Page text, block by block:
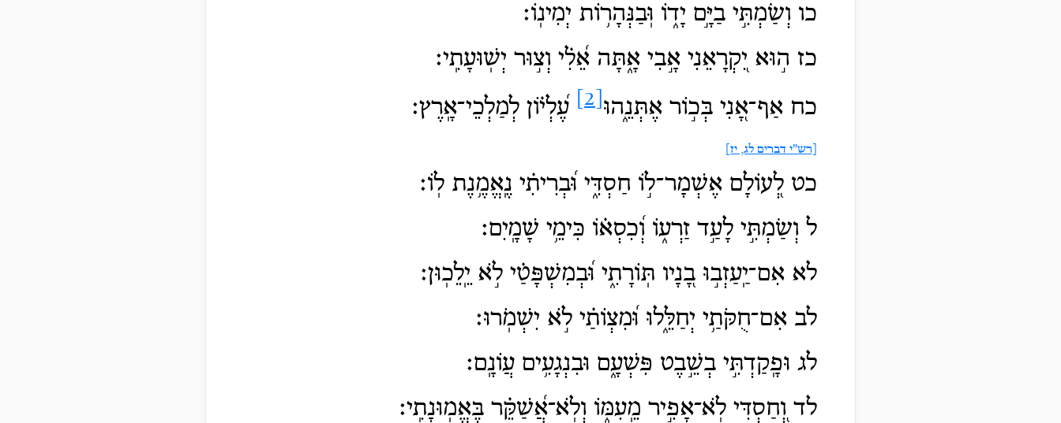
כו וְשַׂמְתִּ֣י בַיָּ֣ם יָד֑וֹ וּֽבַנְּהָר֥וֹת יְמִינֽוֹ׃
כז ה֣וּא יִ֭קְרָאֵנִי אָ֣בִי אָ֑תָּה אֵ֝לִ֗י וְצ֣וּר יְשֽׁוּעָתִֽי׃
כח אַף־אָ֭נִי בְּכ֣וֹר אֶתְּנֵ֑הוּ עֶ֝לְי֗וֹן לְמַלְכֵי־אָֽרֶץ׃
[רש"י דברים לג, יז]
כט לְ֭עוֹלָם אֶשְׁמָר־ל֣וֹ חַסְדִּ֑י וּ֝בְרִיתִ֗י נֶֽאֱמֶ֥נֶת לֽוֹ׃
ל וְשַׂמְתִּ֣י לָעַ֣ד זַרְע֑וֹ וְ֝כִסְא֗וֹ כִּימֵ֥י שָׁמָֽיִם׃
לא אִם־יַֽעַזְב֣וּ בָ֭נָיו תּֽוֹרָתִ֑י וּ֝בְמִשְׁפָּטַ֗י לֹ֣א יֵֽלֵכֽוּן׃
לב אִם־חֻקֹּתַ֥י יְחַלֵּ֑לוּ וּ֝מִצְו͏ֹתַ֗י לֹ֣א יִשְׁמֹֽרוּ׃
לג וּפָֽקַדְתִּ֣י בְשֵׁ֣בֶט פִּשְׁעָ֑ם וּבִנְגָעִ֥ים עֲו͏ֹנָֽם׃
לד וְ֭חַסְדִּי לֹֽא־אָפִ֣יר מֵֽעִמּ֑וֹ וְלֹֽא־אֲ֝שַׁקֵּ֗ר בֶּאֱמֽוּנָתִֽי׃